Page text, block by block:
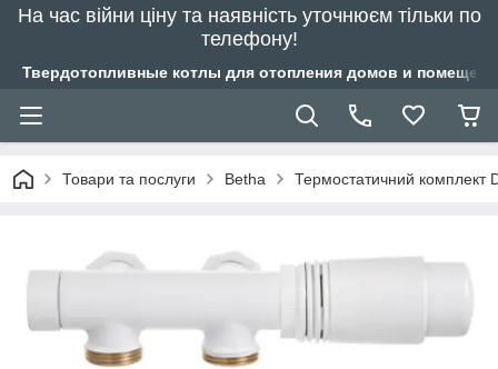
На час війни ціну та наявність уточнюєм тільки по
телефону!
Твердотопливные котлы для отопления домов и
Товари та послуги Betha Термостатичний комплект